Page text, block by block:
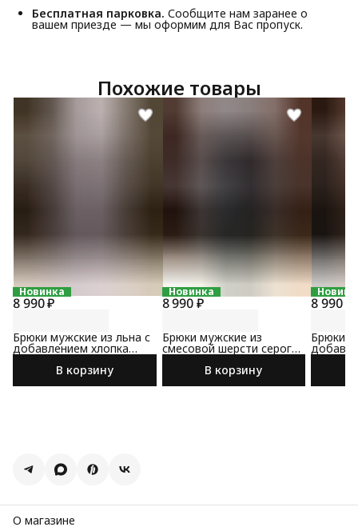
Бесплатная парковка. Сообщите нам заранее о
вашем приезде — мы оформим для Вас пропуск.
Похожие товары
Новинка
8 990 ₽
Брюки мужские из льна с
добавлением хлопка
светло-серого цвета
В корзину
Новинка
8 990 ₽
Брюки мужские из
смесовой шерсти серого
цвета
В корзину
8 990 ₽
Брюки
О магазине